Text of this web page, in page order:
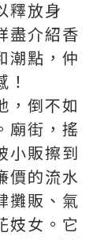
釋放身
盡介紹香
潮點，仲
，倒不如
廟街，搖
小販擦到
價的流水
攤販、氣
妓女。它